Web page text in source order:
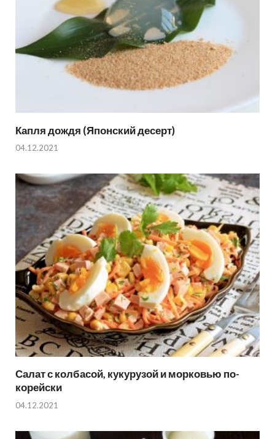
Капля дождя (Японский десерт)
04.12.2021
Салат с колбасой, кукурузой и морковью по-
корейски
04.12.2021